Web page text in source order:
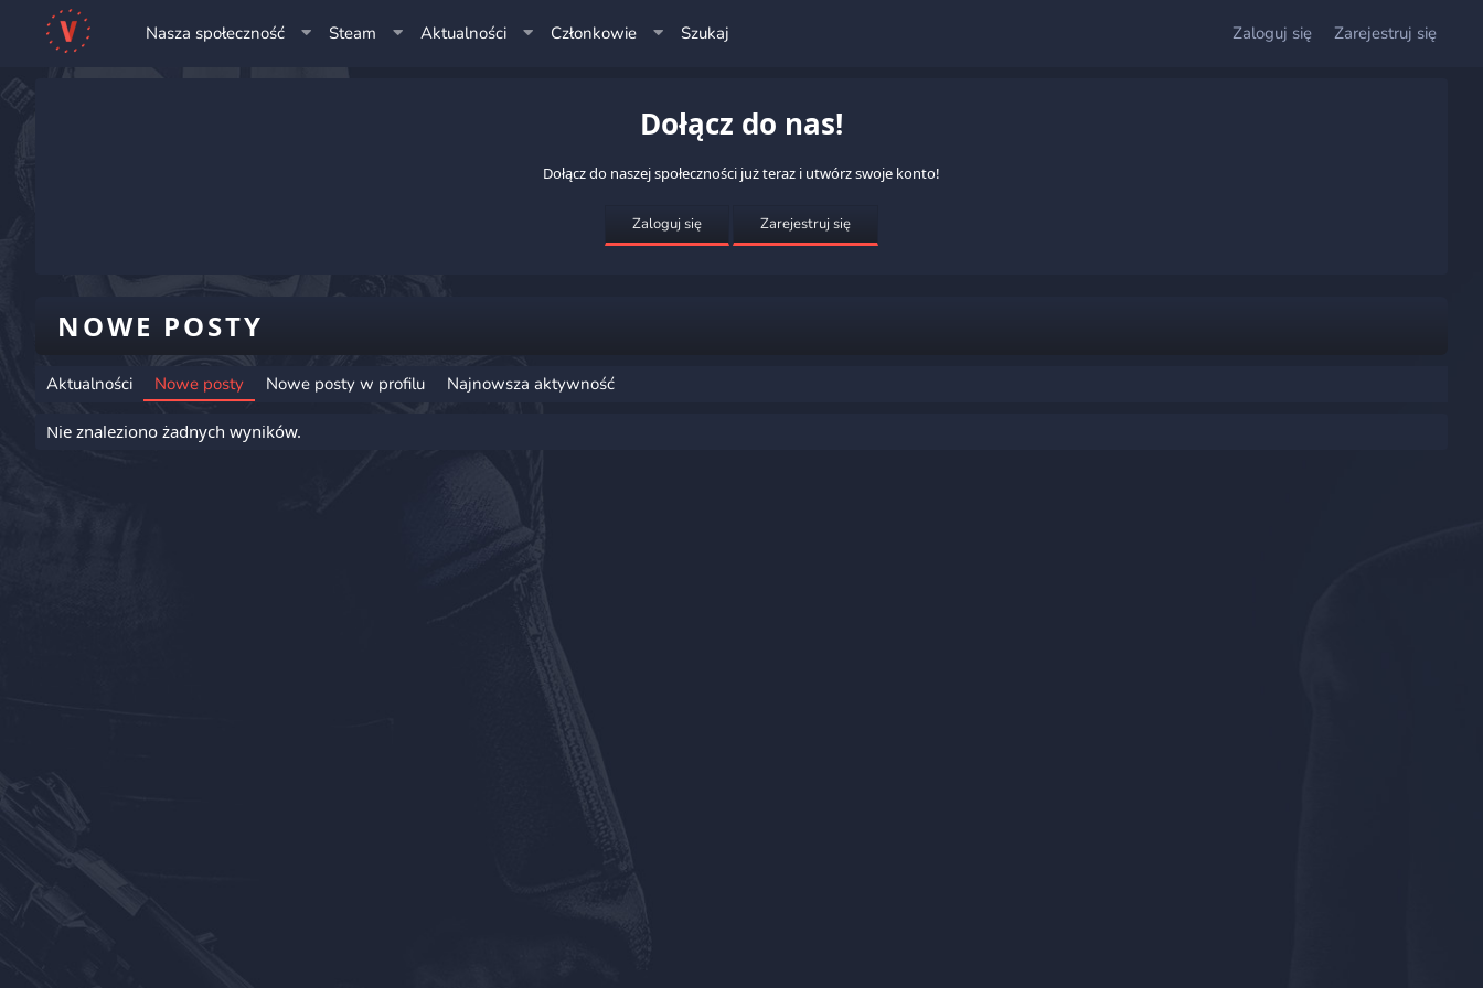
Nasza społeczność Steam Aktualności Członkowie Szukaj Zaloguj się Zarejestruj się
Dołącz do nas!
Dołącz do naszej społeczności już teraz i utwórz swoje konto!
Zaloguj się Zarejestruj się
NOWE POSTY
Aktualności Nowe posty Nowe posty w profilu Najnowsza aktywność
Nie znaleziono żadnych wyników.